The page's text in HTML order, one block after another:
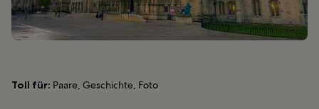
Toll für: Paare, Geschichte, Foto